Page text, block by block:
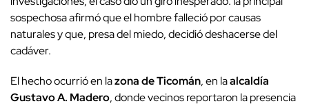
sospechosa afirmó que el hombre falleció por causas
naturales y que, presa del miedo, decidió deshacerse del
cadáver.
El hecho ocurrió en lazona de Ticomán, en laalcaldía
Gustavo A. Madero, donde vecinos reportaron la presencia